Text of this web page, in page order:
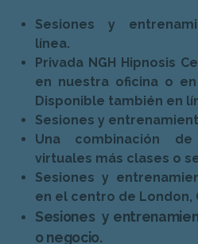
Sesiones y
línea.
Privada NGH Hipnosis
en nuestra oficina o
Disponible también en
Sesiones y
Una combinación
virtuales más clases o
Sesiones y
en el centro de London,
Sesiones y
o negocio.